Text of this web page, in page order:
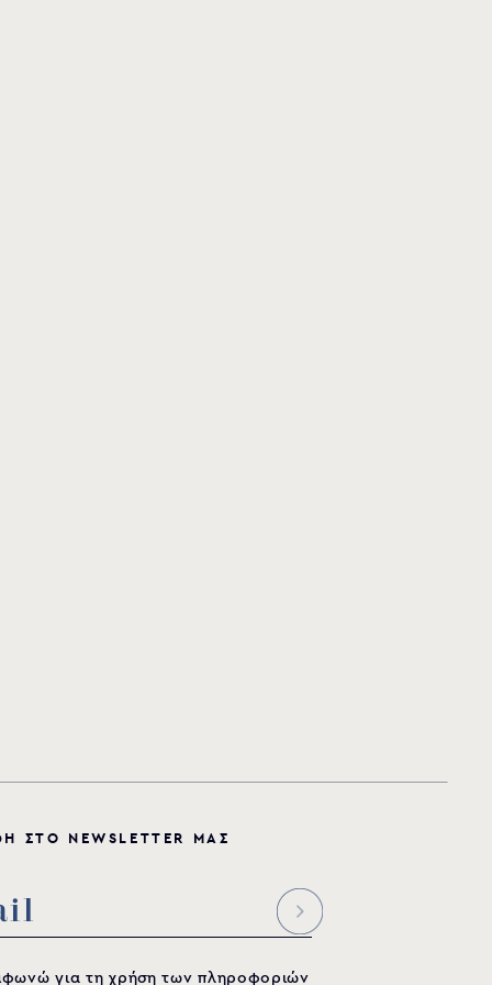
Η ΣΤΟ N EWSL ETT ER ΜΑΣ
για τη χρήση των πληροφοριών